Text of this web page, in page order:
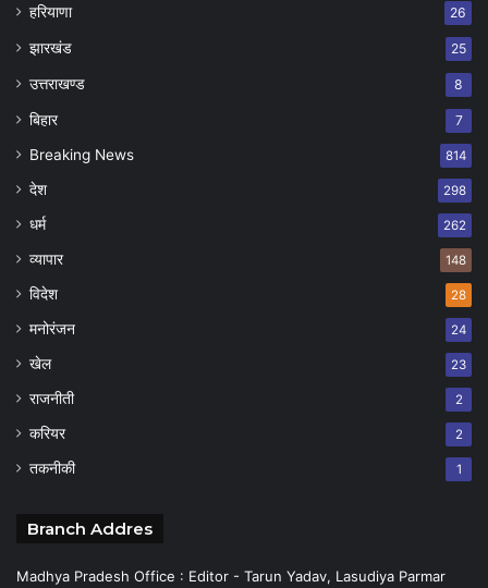
हरियाणा 26
झारखंड 25
उत्तराखण्ड 8
बिहार 7
Breaking News 814
देश 298
धर्म 262
व्यापार 148
विदेश 28
मनोरंजन 24
खेल 23
राजनीती 2
करियर 2
तकनीकी 1
Branch Addres
Madhya Pradesh Office : Editor - Tarun Yadav, Lasudiya Parmar